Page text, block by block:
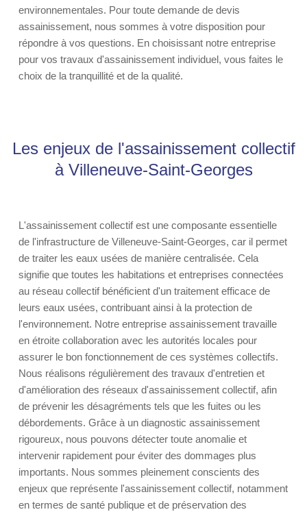
environnementales. Pour toute demande de devis
assainissement, nous sommes à votre disposition pour
répondre à vos questions. En choisissant notre entreprise
pour vos travaux d'assainissement individuel, vous faites le
choix de la tranquillité et de la qualité.
Les enjeux de l'assainissement collectif
à Villeneuve-Saint-Georges
L'assainissement collectif est une composante essentielle
de l'infrastructure de Villeneuve-Saint-Georges, car il permet
de traiter les eaux usées de manière centralisée. Cela
signifie que toutes les habitations et entreprises connectées
au réseau collectif bénéficient d'un traitement efficace de
leurs eaux usées, contribuant ainsi à la protection de
l'environnement. Notre entreprise assainissement travaille
en étroite collaboration avec les autorités locales pour
assurer le bon fonctionnement de ces systèmes collectifs.
Nous réalisons régulièrement des travaux d'entretien et
d'amélioration des réseaux d'assainissement collectif, afin
de prévenir les désagréments tels que les fuites ou les
débordements. Grâce à un diagnostic assainissement
rigoureux, nous pouvons détecter toute anomalie et
intervenir rapidement pour éviter des dommages plus
importants. Nous sommes pleinement conscients des
enjeux que représente l'assainissement collectif, notamment
en termes de santé publique et de préservation des